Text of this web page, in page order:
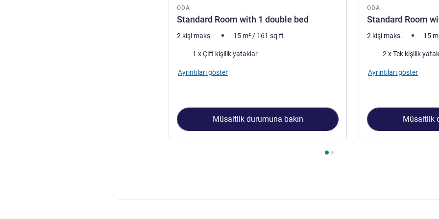
ODA
Standard Room with 1 double bed
2 kişi maks. 15 m² / 161 sq ft
1 x Çift kişilik yataklar
Ayrıntıları göster
Müsaitlik durumuna bakın
ODA
Standard Room
2 kişi maks. 15
2 x Tek kişilik
Ayrıntıları göster
Müsaitlik